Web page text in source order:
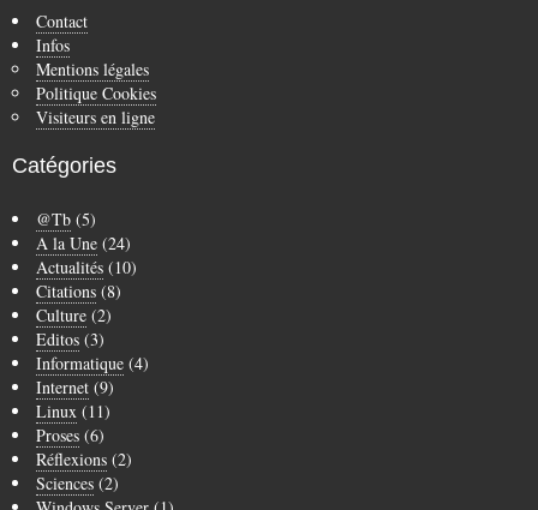
Contact
Infos
Mentions légales
Politique Cookies
Visiteurs en ligne
Catégories
@Tb (5)
A la Une (24)
Actualités (10)
Citations (8)
Culture (2)
Editos (3)
Informatique (4)
Internet (9)
Linux (11)
Proses (6)
Réflexions (2)
Sciences (2)